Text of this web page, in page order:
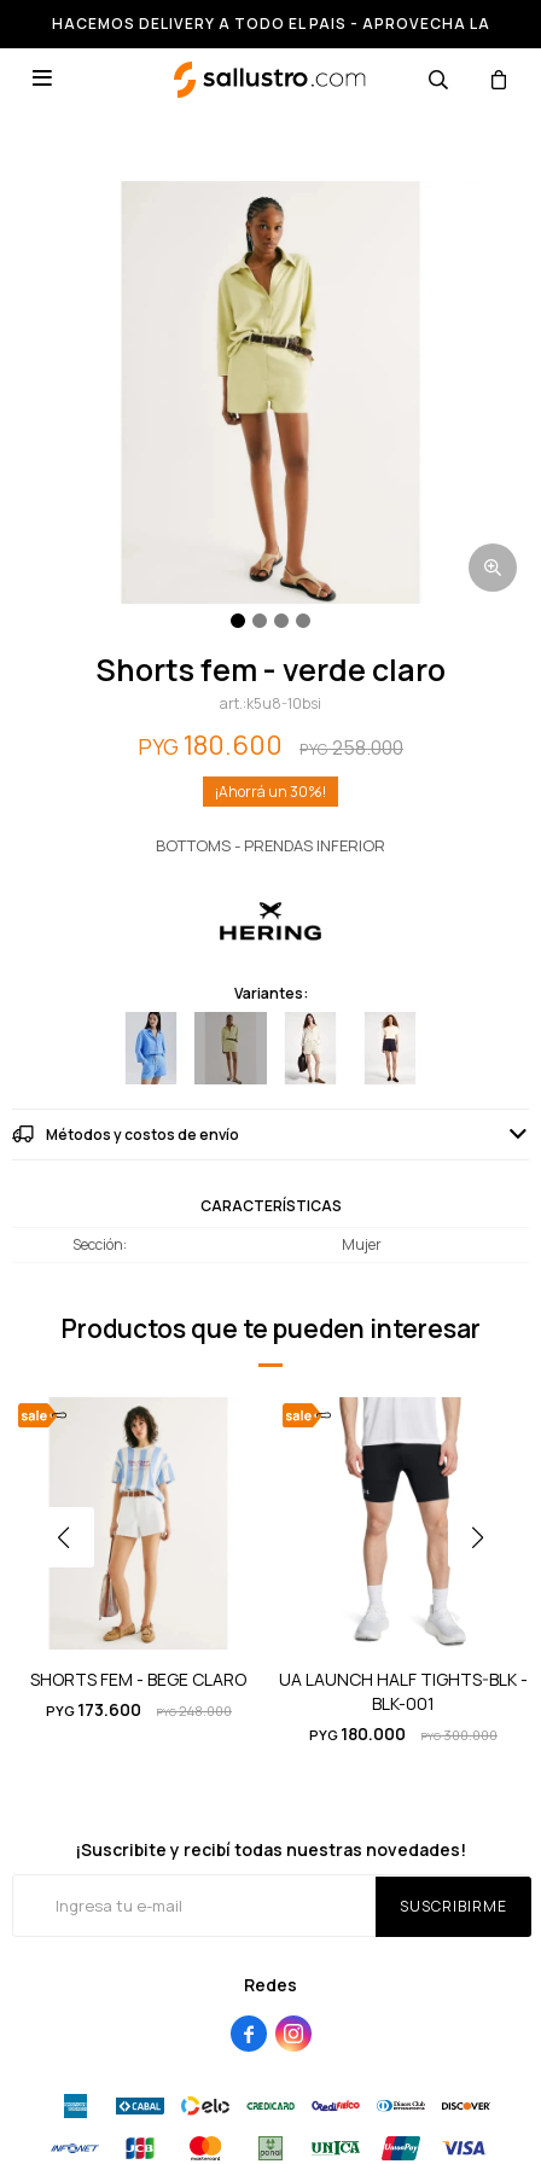
HACEMOS DELIVERY A TODO EL PAIS - APROVECHA LA
RUNNING HASTA 50% OFF

shorts fem - verde claro
k5u8-10bsi
PYG 180.600 PYG258.000
30
BOTTOMS - PRENDAS INFERIOR
Variantes:
Métodos y costos de envío
CARACTERÍSTICAS
Sección
Mujer
Productos que te pueden interesar
SHORTS FEM - BEGE CLARO
PYG 173.600 PYG248.000
UA LAUNCH HALF TIGHTS-BLK -
BLK-001
PYG 180.000 PYG300.000
Redes
 
¡Suscribite y recibí todas nuestras novedades!
SUSCRIBIRME